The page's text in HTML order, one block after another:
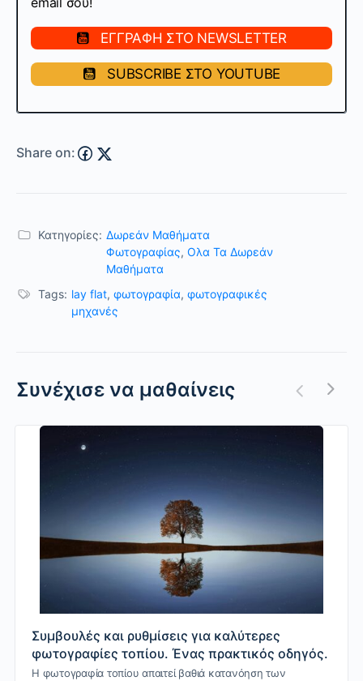
ΕΓΓΡΑΦΗ ΣΤΟ NEWSLETTER
SUBSCRIBE ΣΤΟ YOUTUBE
Share on:
Κατηγορίες: Δωρεάν Μαθήματα
Φωτογραφίας, Ολα Τα Δωρεάν
Μαθήματα
Tags: lay flat, φωτογραφία, φωτογραφικές
μηχανές
Συνέχισε να μαθαίνεις
Συμβουλές και ρυθμίσεις για καλύτερες
φωτογραφίες τοπίου. Ένας πρακτικός οδηγός.
Η φωτογραφία τοπίου απαιτεί βαθιά κατανόηση των